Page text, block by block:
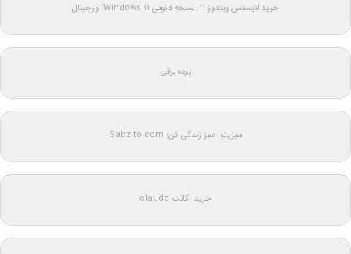
خرید لایسنس ویندوز 11: نسخه قانونی Windows 11 اورجینال
پرده برقی
سبزیتو: سبز زندگی کن: Sabzito.com
خرید اکانت claude